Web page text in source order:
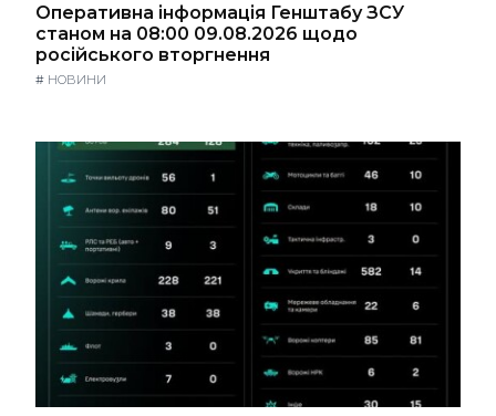
Оперативна інформація Генштабу ЗСУ
станом на 08:00 09.08.2026 щодо
російського вторгнення
# НОВИНИ